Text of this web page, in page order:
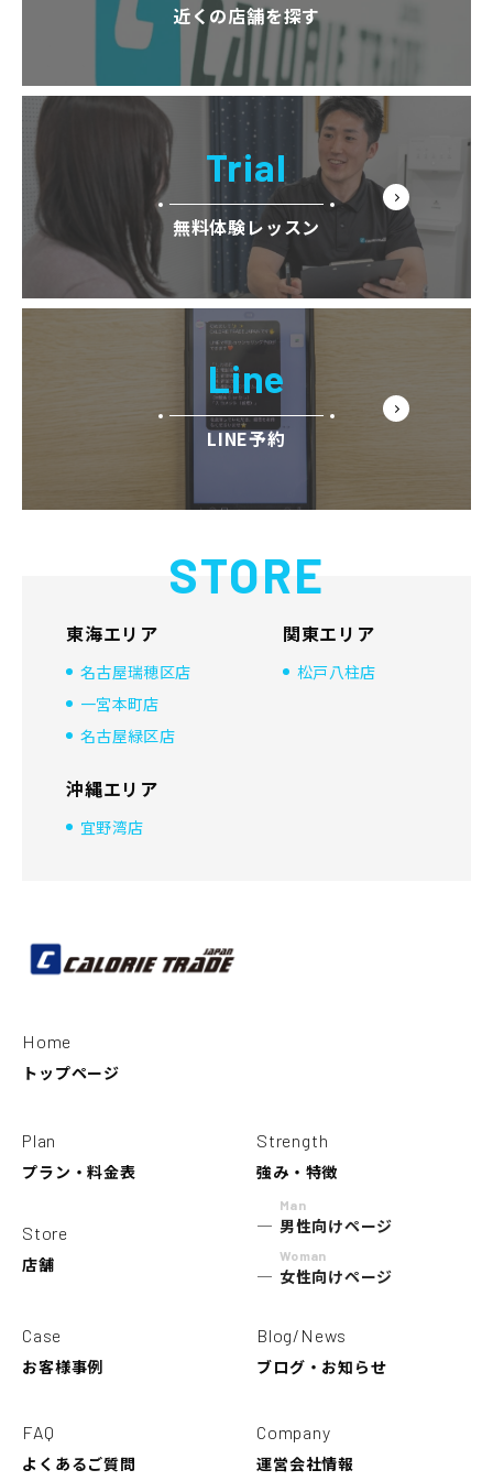
近くの店舗を探す
Trial
無料体験レッスン
Line
LINE予約
STORE
東海エリア
名古屋瑞穂区店
一宮本町店
名古屋緑区店
関東エリア
松戸八柱店
沖縄エリア
宜野湾店
Home
トップページ
Plan
プラン・料金表
Blog/News
ブログ・お知らせ
Store
店舗
Strength
強み・特徴
Case
お客様事例
FAQ
よくあるご質問
Man
男性向けページ
Woman
女性向けページ
Company
運営会社情報